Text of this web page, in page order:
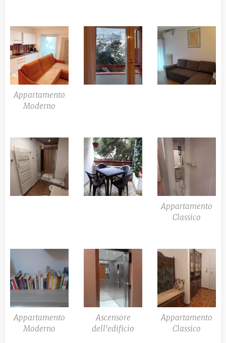
Appartamento
Moderno
Appartamento
Classico
Appartamento
Moderno
Ascensore
dell'edificio
Appartamento
Classico